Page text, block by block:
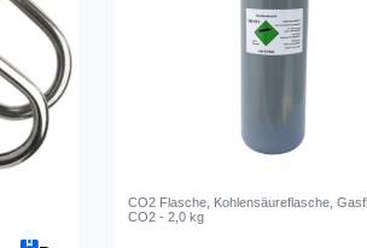
CO2 Flasche, Kohlensäureflasche,
CO2 - 2,0 kg